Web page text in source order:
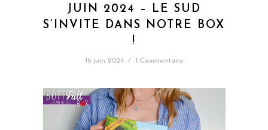
JUIN 2024 – LE SUD
S’INVITE DANS NOTRE BOX
!
16 juin 2024 / 1 Commentaire